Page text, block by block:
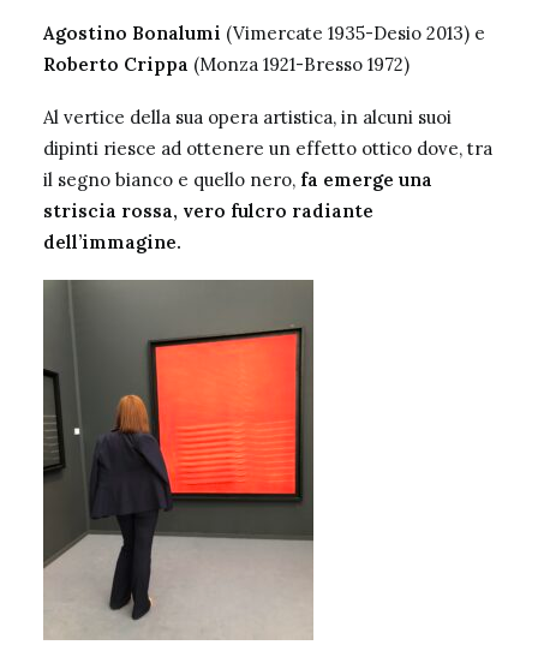
Agostino Bonalumi (Vimercate 1935-Desio 2013) e
Roberto Crippa (Monza 1921-Bresso 1972)
Al vertice della sua opera artistica, in alcuni suoi
dipinti riesce ad ottenere un effetto ottico dove, tra
il segno bianco e quello nero, fa emerge una
striscia rossa, vero fulcro radiante
dell’immagine.